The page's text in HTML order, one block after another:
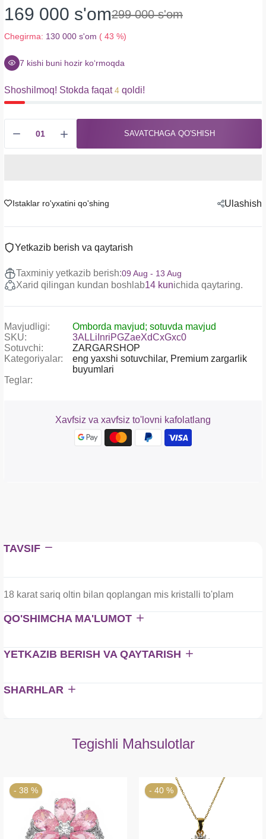
169 000 s'om299 000 s'om
Chegirma: 130 000 s'om ( 43 %)
7 kishi buni hozir koʻrmoqda
Shoshilmoq! Stokda faqat4 qoldi!
SAVATCHAGA QO'SHISH
Istaklar ro'yxatini qo'shing Ulashish
Yetkazib berish va qaytarish
Taxminiy yetkazib berish:09 Aug - 13 Aug
Xarid qilingan kundan boshlab14 kunichida qaytaring.
Mavjudligi:
Omborda mavjud; sotuvda mavjud
SKU:
3ALLiInriPGZaeXdCxGxc0
Sotuvchi:
ZARGARSHOP
Kategoriyalar:
eng yaxshi sotuvchilar, Premium zargarlik
buyumlari
Teglar:
Xavfsiz va xavfsiz to'lovni kafolatlang
TAVSIF
18 karat sariq oltin bilan qoplangan mis kristalli to'plam
QO'SHIMCHA MA'LUMOT
YETKAZIB BERISH VA QAYTARISH
SHARHLAR
Tegishli Mahsulotlar
- 38 % - 40 %